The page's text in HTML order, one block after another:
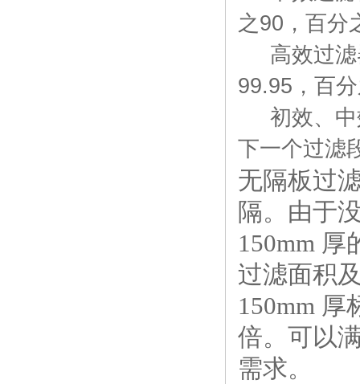
之90，百分
高效过滤
99.95，百
初效、中
下一个过滤
无隔板过
隔。由于
150mm 厚
过滤面积
150mm 厚
倍。可以
需求。